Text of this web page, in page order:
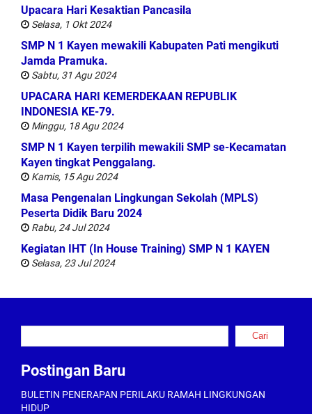
Upacara Hari Kesaktian Pancasila
Selasa, 1 Okt 2024
SMP N 1 Kayen mewakili Kabupaten Pati mengikuti
Jamda Pramuka.
Sabtu, 31 Agu 2024
UPACARA HARI KEMERDEKAAN REPUBLIK
INDONESIA KE-79.
Minggu, 18 Agu 2024
SMP N 1 Kayen terpilih mewakili SMP se-Kecamatan
Kayen tingkat Penggalang.
Kamis, 15 Agu 2024
Masa Pengenalan Lingkungan Sekolah (MPLS)
Peserta Didik Baru 2024
Rabu, 24 Jul 2024
Kegiatan IHT (In House Training) SMP N 1 KAYEN
Selasa, 23 Jul 2024
Cari
Postingan Baru
BULETIN PENERAPAN PERILAKU RAMAH LINGKUNGAN
HIDUP